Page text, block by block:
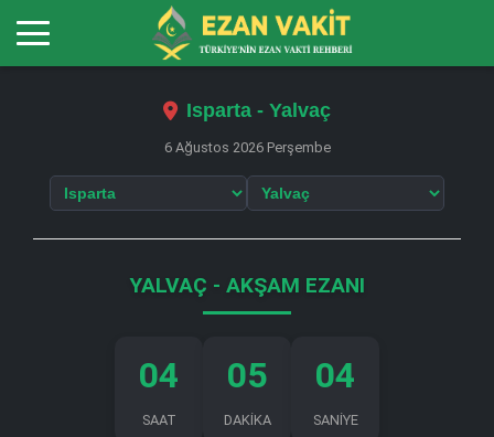
Isparta - Yalvaç
6 Ağustos 2026 Perşembe
YALVAÇ - AKŞAM EZANI
04
SAAT
05
DAKİKA
04
SANİYE